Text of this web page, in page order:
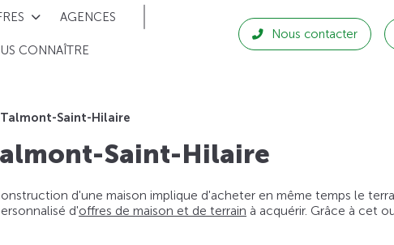
AGENCES
CONNAÎTRE
Nous contacter
Talmont-Saint-Hilaire
Saint-Hilaire
d'une maison implique d'acheter en même temps le
d'offres de maison et de terrain à acquérir. Grâce à cet